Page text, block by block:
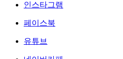
인스타그램
페이스북
유튜브